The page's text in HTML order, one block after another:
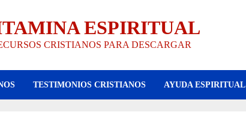
ESPIRITUAL
CRISTIANOS PARA DESCARGAR
TESTIMONIOS CRISTIANOS AYUDA ESPIRITUAL